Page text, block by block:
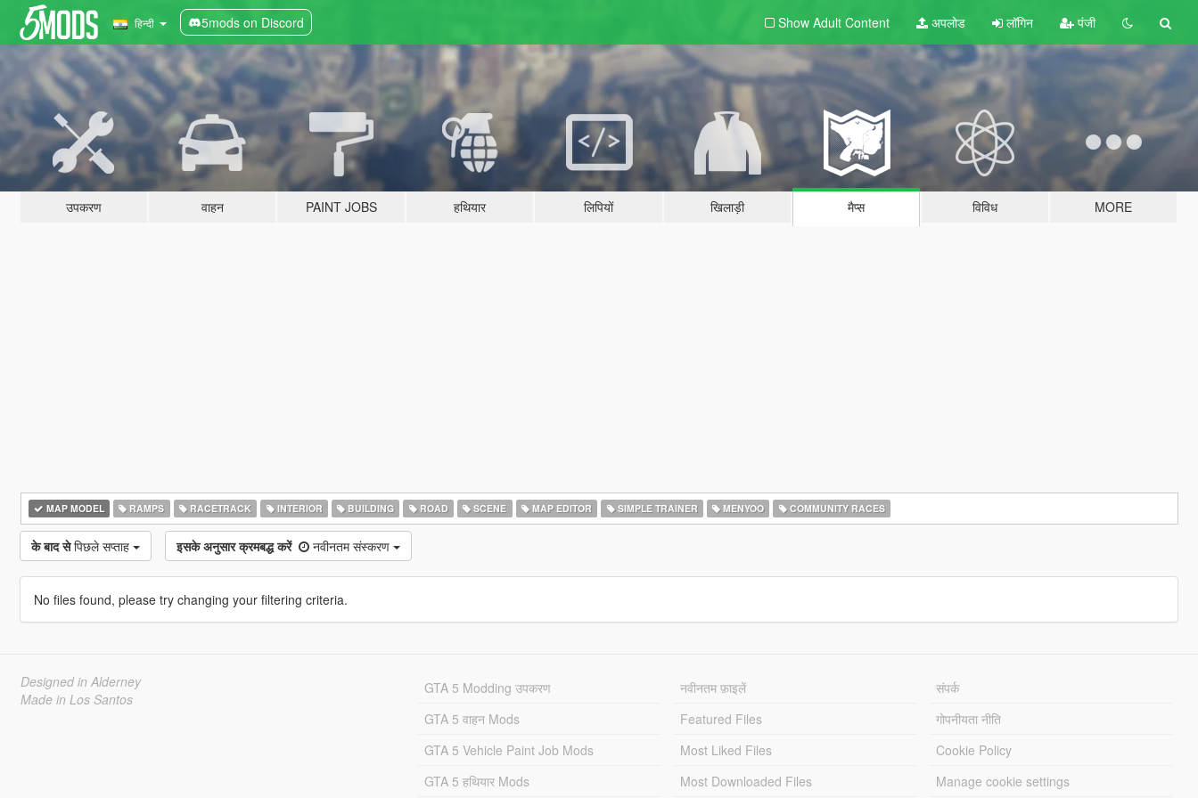
हिन्दी 5mods on Discord Show Adult Content अपलोड लॉगिन पंजी
उपकरण वाहन PAINT JOBS हथियार लिपियों खिलाड़ी मैप्स विविध MORE
MAP MODEL RAMPS RACETRACK INTERIOR BUILDING ROAD SCENE MAP EDITOR SIMPLE TRAINER MENYOO COMMUNITY RACES
के बाद से पिछले सप्ताह इसके अनुसार क्रमबद्ध करें नवीनतम संस्करण
No files found, please try changing your filtering criteria.
Designed in Alderney
Made in Los Santos
GTA 5 Modding उपकरण
GTA 5 वाहन Mods
GTA 5 Vehicle Paint Job Mods
GTA 5 हथियार Mods
नवीनतम फ़ाइलें
Featured Files
Most Liked Files
Most Downloaded Files
संपर्क
गोपनीयता नीति
Cookie Policy
Manage cookie settings